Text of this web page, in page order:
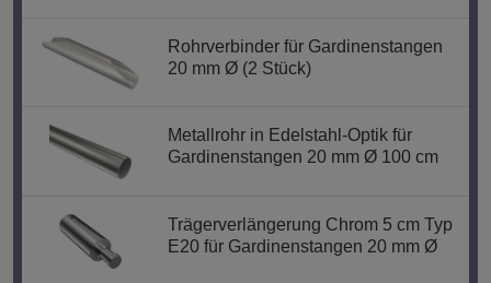
Rohrverbinder für Gardinenstangen
20 mm Ø (2 Stück)
Metallrohr in Edelstahl-Optik für
Gardinenstangen 20 mm Ø 100 cm
Trägerverlängerung Chrom 5 cm Typ
E20 für Gardinenstangen 20 mm Ø